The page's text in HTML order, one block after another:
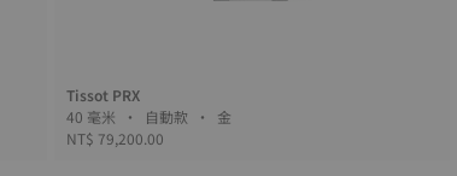
Tissot PRX
40 毫米 • 自動款 • 金
NT$ 79,200.00